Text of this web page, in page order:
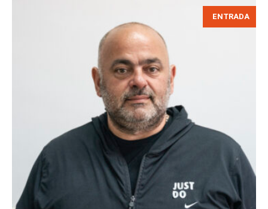
ENTRADA